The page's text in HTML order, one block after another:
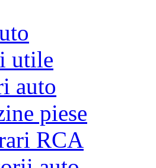
utile
auto
piese
RCA